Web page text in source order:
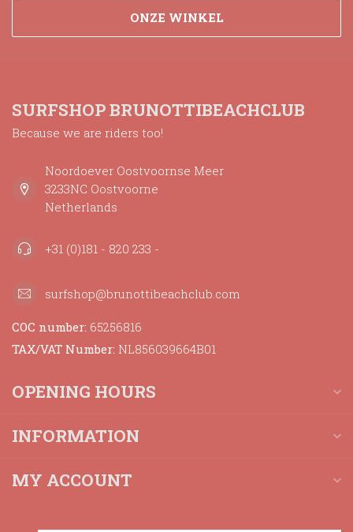
ONZE WINKEL
SURFSHOP BRUNOTTIBEACHCLUB
Because we are riders too!
Noordoever Oostvoornse Meer
3233NC Oostvoorne
Netherlands
+31 (0)181 - 820 233 -
surfshop@brunottibeachclub.com
COC number: 65256816
TAX/VAT Number: NL856039664B01
OPENING HOURS
INFORMATION
MY ACCOUNT